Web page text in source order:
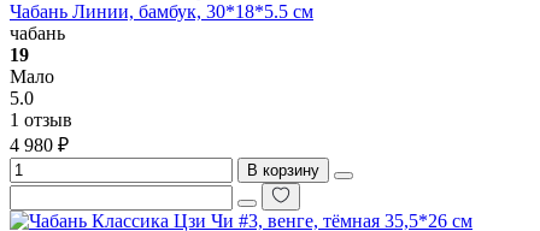
Чабань Линии, бамбук, 30*18*5.5 см
чабань
19
Мало
5.0
1 отзыв
4 980 ₽
В корзину